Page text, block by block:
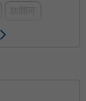
訪問可